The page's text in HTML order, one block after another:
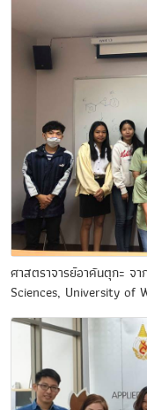
ศาสตราจารย์อาคันตุกะ จ
Sciences, University of